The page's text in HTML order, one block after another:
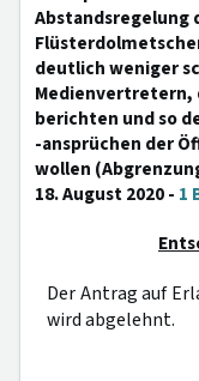
Abstandsregelung
deutlich weniger
Medienvertretern,
berichten und so
-ansprüchen der
wollen
18. August 2020 - 1
Der Antrag auf
wird abgelehnt.